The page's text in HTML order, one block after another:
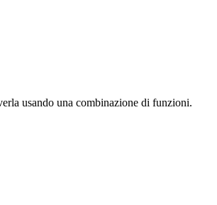
usando una combinazione di funzioni.